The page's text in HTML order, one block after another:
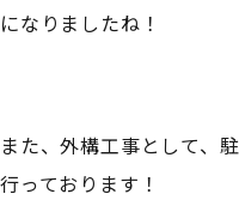
になりましたね！
また、外構工事として、
行っております！